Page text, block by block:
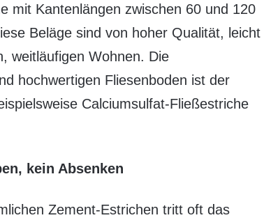
mit Kantenlängen zwischen 60 und 120
Beläge sind von hoher Qualität, leicht
weitläufigen Wohnen. Die
hochwertigen Fliesenboden ist der
Calciumsulfat-Fließestriche
kein Absenken
Zement-Estrichen tritt oft das